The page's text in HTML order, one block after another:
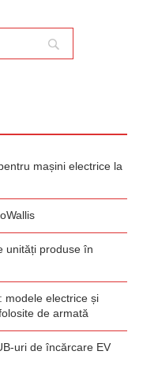
mașini electrice la
unități produse în
modele electrice și
de armată
uri de încărcare EV